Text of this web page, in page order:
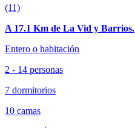
(11)
A 17.1 Km de La Vid y Barrios.
Entero o habitación
2 - 14 personas
7 dormitorios
10 camas